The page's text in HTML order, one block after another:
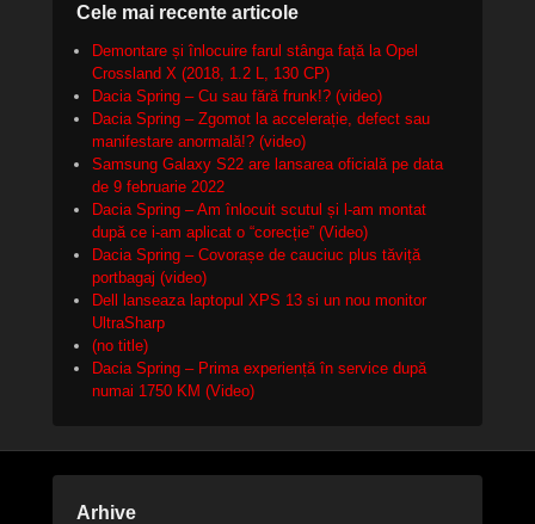
Cele mai recente articole
Demontare și înlocuire farul stânga față la Opel
Crossland X (2018, 1.2 L, 130 CP)
Dacia Spring – Cu sau fără frunk!? (video)
Dacia Spring – Zgomot la accelerație, defect sau
manifestare anormală!? (video)
Samsung Galaxy S22 are lansarea oficială pe data
de 9 februarie 2022
Dacia Spring – Am înlocuit scutul și l-am montat
după ce i-am aplicat o “corecție” (Video)
Dacia Spring – Covorașe de cauciuc plus tăviță
portbagaj (video)
Dell lanseaza laptopul XPS 13 si un nou monitor
UltraSharp
(no title)
Dacia Spring – Prima experiență în service după
numai 1750 KM (Video)
Arhive